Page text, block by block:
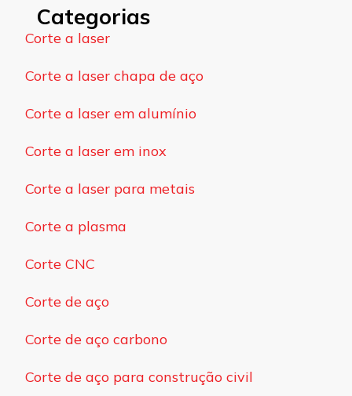
Categorias
Corte a laser
Corte a laser chapa de aço
Corte a laser em alumínio
Corte a laser em inox
Corte a laser para metais
Corte a plasma
Corte CNC
Corte de aço
Corte de aço carbono
Corte de aço para construção civil